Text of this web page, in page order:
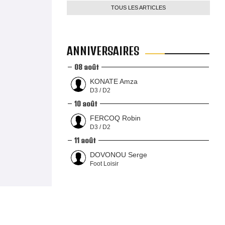
TOUS LES ARTICLES
ANNIVERSAIRES
08 août
KONATE Amza
D3 / D2
10 août
FERCOQ Robin
D3 / D2
11 août
DOVONOU Serge
Foot Loisir